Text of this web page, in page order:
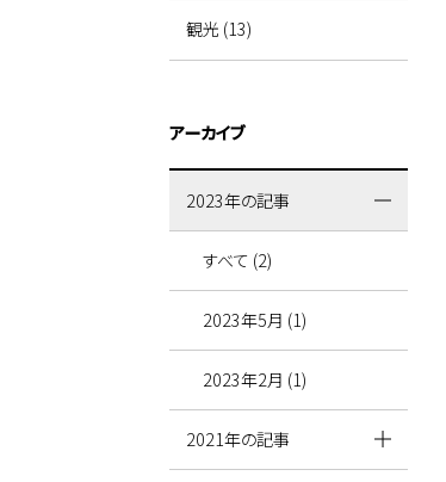
観光 (13)
アーカイブ
2023年の記事
すべて (2)
2023年5月 (1)
2023年2月 (1)
2021年の記事